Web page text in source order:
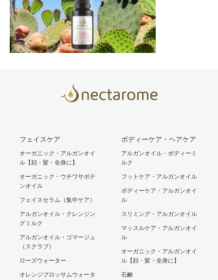
フェイスケア
オーガニック・アルガンオイ
ル【顔・髪・全身に】
オーガニック・ウチワサボテ
ンオイル
フェイスセラム（集中ケア）
アルガンオイル・クレンジン
グミルク
アルガンオイル・ゴマージュ
（スクラブ）
ローズウォーター
オレンジブロッサムウォータ
ボディーケア・ヘアケア
アルガンオイル・ボディーミ
ルク
フットケア・アルガンオイル
ボディーケア・アルガンオイ
ル
スリミング・アルガンオイル
マッスルケア・アルガンオイ
ル
オーガニック・アルガンオイ
ル【顔・髪・全身に】
石鹸